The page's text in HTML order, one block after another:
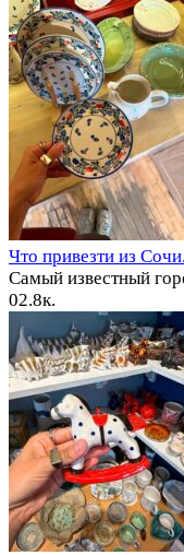
Что привезти из
Самый известный
02.8к.